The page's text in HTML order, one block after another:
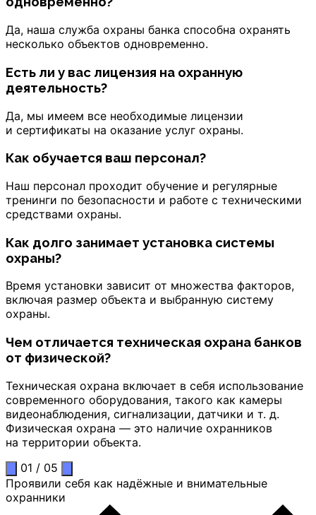
Да, наша служба охраны банка способна охранять
несколько объектов одновременно.
Есть ли у вас лицензия на охранную
деятельность?
Да, мы имеем все необходимые лицензии
и сертификаты на оказание услуг охраны.
Как обучается ваш персонал?
Наш персонал проходит обучение и регулярные
тренинги по безопасности и работе с техническими
средствами охраны.
Как долго занимает установка системы
охраны?
Время установки зависит от множества факторов,
включая размер объекта и выбранную систему
охраны.
Чем отличается техническая охрана банков
от физической?
Техническая охрана включает в себя использование
современного оборудования, такого как камеры
видеонаблюдения, сигнализации, датчики и т. д.
Физическая охрана — это наличие охранников
на территории объекта.
01 / 05
Проявили себя как надёжные и внимательные
охранники